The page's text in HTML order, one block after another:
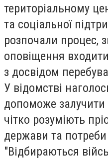
територіальному
та соціальної
розпочали процес,
оповіщення
з досвідом
У відомстві
допоможе залучити
чітко розуміють
держави та
"Відбираються